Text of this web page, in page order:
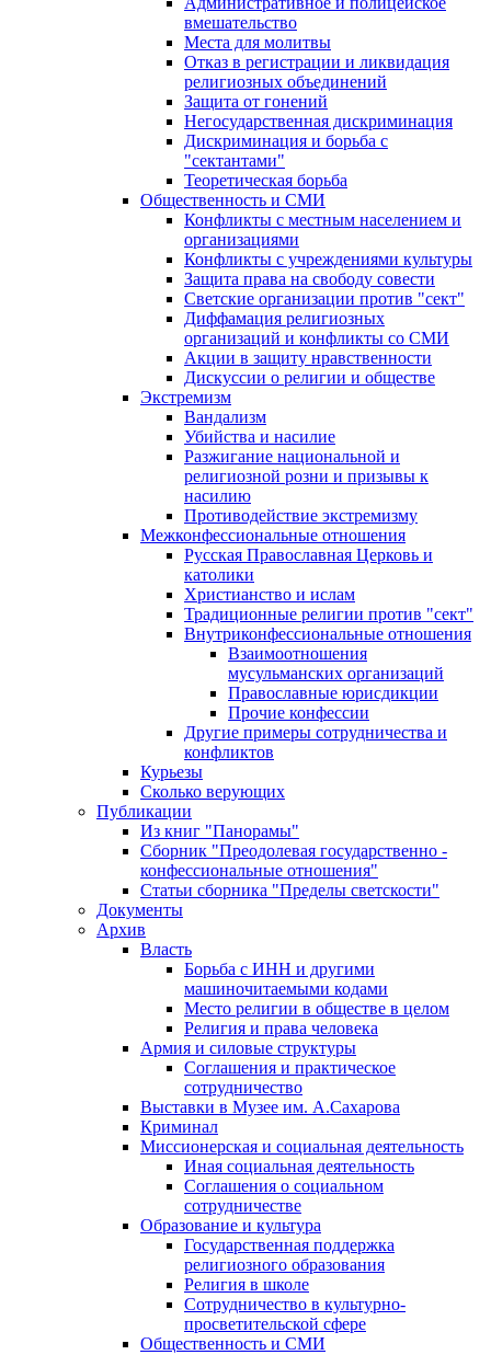
вмешательство
Места для молитвы
Отказ в регистрации и ликвидация
религиозных объединений
Защита от гонений
Негосударственная дискриминация
Дискриминация и борьба с
"сектантами"
Теоретическая борьба
Общественность и СМИ
Конфликты с местным населением и
организациями
Конфликты с учреждениями культуры
Защита права на свободу совести
Светские организации против "сект"
Диффамация религиозных
организаций и конфликты со СМИ
Акции в защиту нравственности
Дискуссии о религии и обществе
Экстремизм
Вандализм
Убийства и насилие
Разжигание национальной и
религиозной розни и призывы к
насилию
Противодействие экстремизму
Межконфессиональные отношения
Русская Православная Церковь и
католики
Христианство и ислам
Традиционные религии против "сект"
Внутриконфессиональные отношения
Взаимоотношения
мусульманских организаций
Православные юрисдикции
Прочие конфессии
Другие примеры сотрудничества и
конфликтов
Курьезы
Сколько верующих
Публикации
Из книг "Панорамы"
Сборник "Преодолевая государственно -
конфессиональные отношения"
Статьи сборника "Пределы светскости"
Документы
Архив
Власть
Борьба с ИНН и другими
машиночитаемыми кодами
Место религии в обществе в целом
Религия и права человека
Армия и силовые структуры
Соглашения и практическое
сотрудничество
Выставки в Музее им. А.Сахарова
Криминал
Миссионерская и социальная деятельность
Иная социальная деятельность
Соглашения о социальном
сотрудничестве
Образование и культура
Государственная поддержка
религиозного образования
Религия в школе
Сотрудничество в культурно-
просветительской сфере
Общественность и СМИ